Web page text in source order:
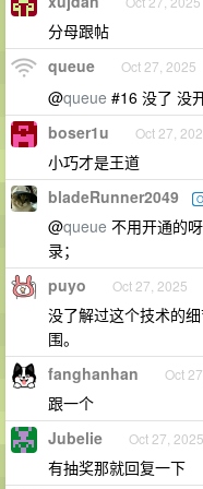
分母跟帖
queue Oct 27, 2025
@queue #16 没了 没
boser1u Oct 27,
小巧才是王道
bladeRunner2049
@queue 不用开通的
录；
puyo Oct 27, 2025
没了解过这个技术的
围。
fanghanhan Oct
跟一个
Jubelie Oct 27, 2025
有抽奖那就回复一下